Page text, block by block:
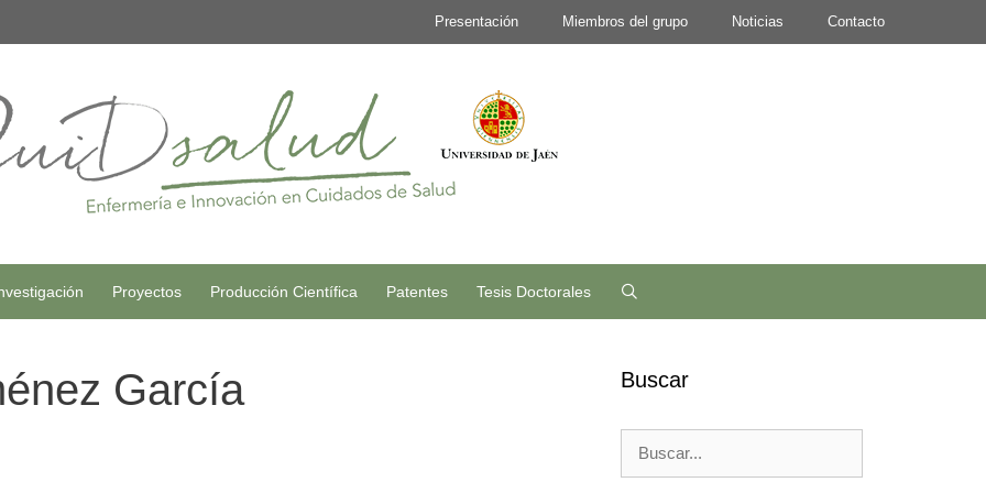
Presentación Miembros del grupo Noticias Contacto
Proyectos Producción Científica Patentes Tesis Doctorales
García Buscar